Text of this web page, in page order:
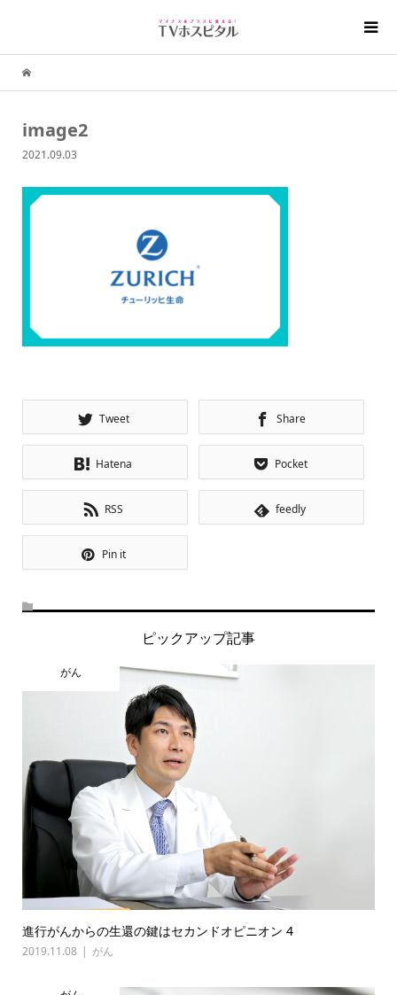
image2
2021.09.03
Tweet Share
Hatena Pocket
RSS feedly
Pin it
ピックアップ記事
がん
進行がんからの生還の鍵はセカンドオピニオン 4
2019.11.08 がん